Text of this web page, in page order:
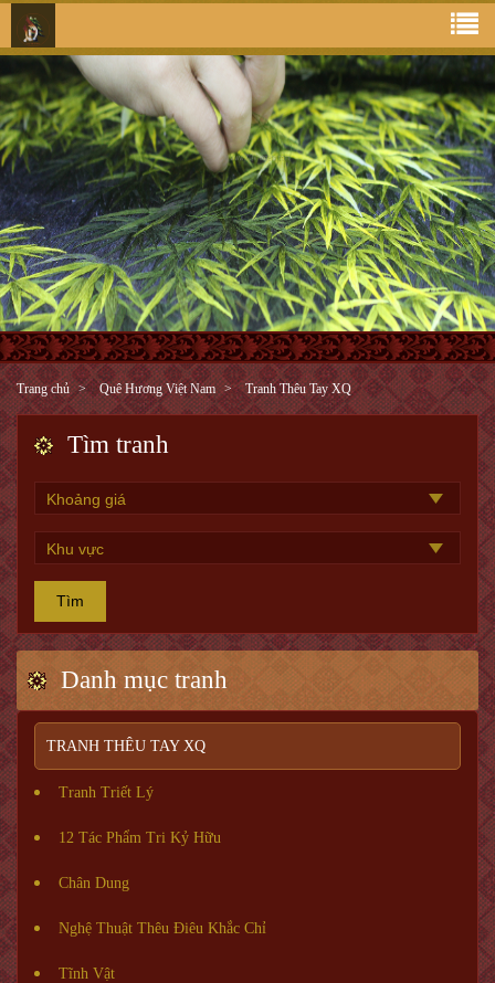
Trang chủ Quê Hương Việt Nam Tranh Thêu Tay XQ
Tìm tranh
Tìm
Danh mục tranh
TRANH THÊU TAY XQ
Tranh Triết Lý
12 Tác Phẩm Tri Kỷ Hữu
Chân Dung
Nghệ Thuật Thêu Điêu Khắc Chỉ
Tĩnh Vật